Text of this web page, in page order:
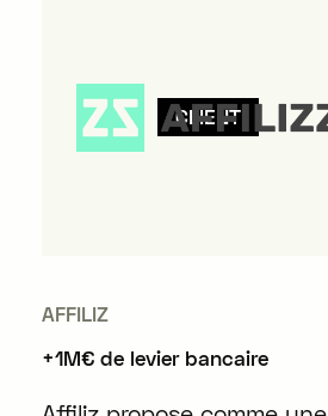
CLIENT
AFFILIZ
+1M€ de levier bancaire